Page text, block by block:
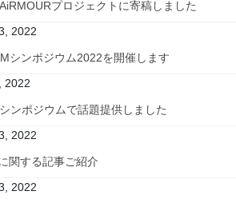
プロジェクトに寄稿しました
2022
シンポジウム2022を開催します
2022
ンポジウムで話題提供しました
2022
関する記事ご紹介
2022